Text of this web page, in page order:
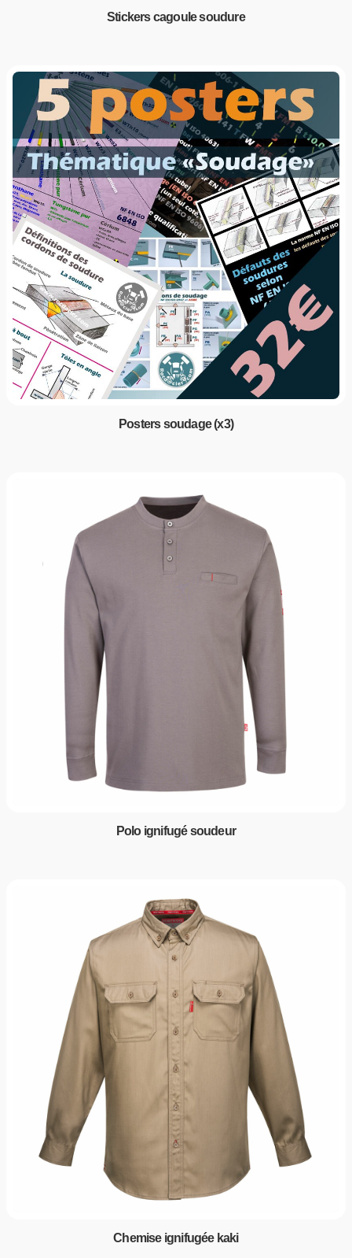
Stickers cagoule soudure
Posters soudage (x3)
Polo ignifugé soudeur
Chemise ignifugée kaki